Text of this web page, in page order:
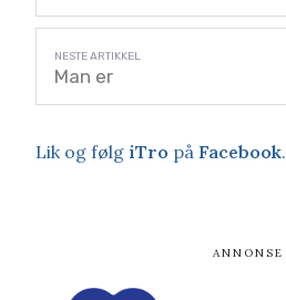
Man er
Lik og følg iTro på Facebook.